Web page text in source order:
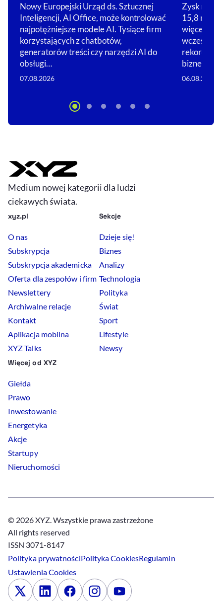
Nowy Europejski Urząd ds. Sztucznej
Inteligencji, AI Office, może kontrolować
najpotężniejsze modele AI. Tysiące firm
korzystających z chatbotów,
generatorów treści czy narzędzi AI do
obsługi…
07.08.2026
Zysk netto
15,8 mld
więcej, niż
wcześniej.
biznesów…
06.08.2026
Medium nowej kategorii dla ludzi
ciekawych świata.
xyz.pl
O nas
Subskrypcja
Subskrypcja akademicka
Oferta dla zespołów i firm
Newslettery
Archiwalne relacje
Kontakt
Aplikacja mobilna
XYZ Talks
Sekcje
Dzieje się!
Biznes
Analizy
Technologia
Polityka
Świat
Sport
Lifestyle
Newsy
Więcej od XYZ
Giełda
Prawo
Inwestowanie
Energetyka
Akcje
Startupy
Nieruchomości
© 2026 XYZ. Wszystkie prawa zastrzeżone
All rights reserved
ISSN 3071-8147
Polityka prywatnościPolitykaCookiesRegulamin
UstawieniaCookies
x LinkedinFacebookInstagramYoutube